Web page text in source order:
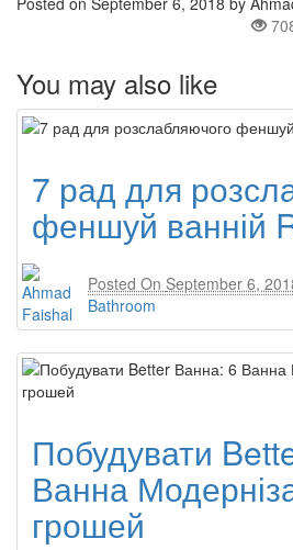
You may also like
7 рад для
феншуй ванній
Posted On September 6,
Bathroom
Побудувати
Ванна
грошей